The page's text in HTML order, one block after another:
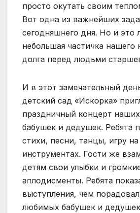
просто окутать своим
Вот одна из важнейших
сегодняшнего дня. Но и это
небольшая частичка нашего
долга перед людьми
И в этот замечательный
детский сад «Искорка»
праздничный концерт
бабушек и дедушек. Ребята
стихи, песни, танцы, игру
инструментах. Гости же
детям свои улыбки и
аплодисменты. Ребята
выступления, чем
любимых бабушек и